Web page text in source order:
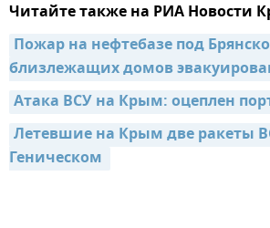
Читайте также на РИА Новости
Пожар на нефтебазе под
близлежащих домов
Атака ВСУ на Крым: оцеплен
Летевшие на Крым две ракеты
Геническом